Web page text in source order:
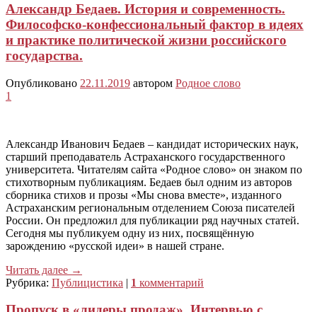
Александр Бедаев. История и современность.
Философско-конфессиональный фактор в идеях
и практике политической жизни российского
государства.
Опубликовано 22.11.2019 автором Родное слово
1
Александр Иванович Бедаев – кандидат исторических наук,
старший преподаватель Астраханского государственного
университета. Читателям сайта «Родное слово» он знаком по
стихотворным публикациям. Бедаев был одним из авторов
сборника стихов и прозы «Мы снова вместе», изданного
Астраханским региональным отделением Союза писателей
России. Он предложил для публикации ряд научных статей.
Сегодня мы публикуем одну из них, посвящённую
зарождению «русской идеи» в нашей стране.
Читать далее →
Рубрика: Публицистика | 1 комментарий